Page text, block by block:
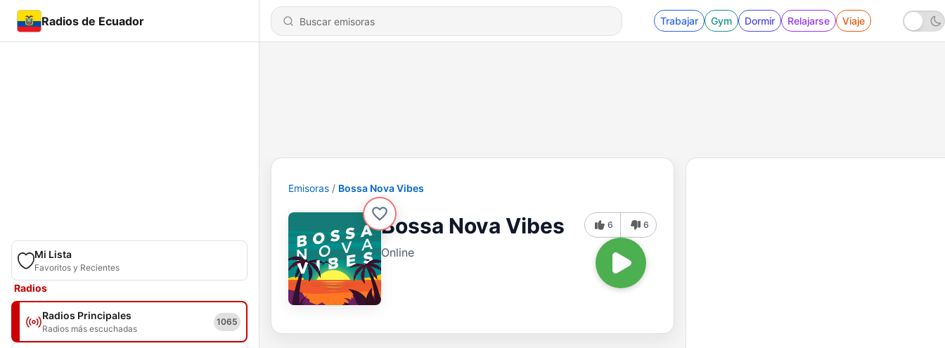
Radios de Ecuador Trabajar Gym Dormir Relajarse Viaje
Mi Lista
Favoritos y Recientes
Radios
Radios Principales
Radios más escuchadas
1065
Emisoras Bossa Nova Vibes
Bossa Nova Vibes
Online
6 6